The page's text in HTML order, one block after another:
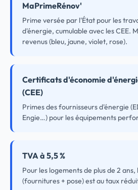
MaPrimeRénov'
Prime versée par l'État pour les
d'énergie, cumulable avec les CEE.
revenus (bleu, jaune, violet, rose).
Certificats d'économie
(CEE)
Primes des fournisseurs d'énergie
Engie…) pour les équipements
TVA à 5,5 %
Pour les logements de plus de 2
(fournitures + pose) est au taux